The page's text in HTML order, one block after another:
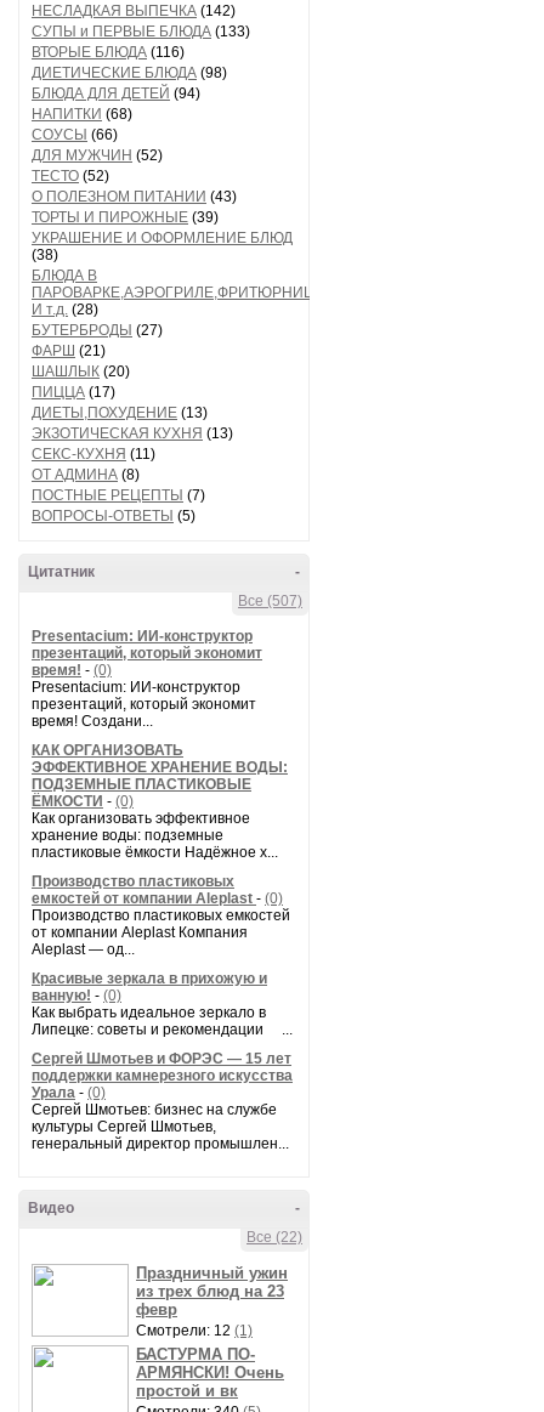
НЕСЛАДКАЯ ВЫПЕЧКА (142)
СУПЫ и ПЕРВЫЕ БЛЮДА (133)
ВТОРЫЕ БЛЮДА (116)
ДИЕТИЧЕСКИЕ БЛЮДА (98)
БЛЮДА ДЛЯ ДЕТЕЙ (94)
НАПИТКИ (68)
СОУСЫ (66)
ДЛЯ МУЖЧИН (52)
ТЕСТО (52)
О ПОЛЕЗНОМ ПИТАНИИ (43)
ТОРТЫ И ПИРОЖНЫЕ (39)
УКРАШЕНИЕ И ОФОРМЛЕНИЕ БЛЮД
(38)
БЛЮДА В
ПАРОВАРКЕ,АЭРОГРИЛЕ,ФРИТЮРНИЦЕ
И т.д. (28)
БУТЕРБРОДЫ (27)
ФАРШ (21)
ШАШЛЫК (20)
ПИЦЦА (17)
ДИЕТЫ,ПОХУДЕНИЕ (13)
ЭКЗОТИЧЕСКАЯ КУХНЯ (13)
СЕКС-КУХНЯ (11)
ОТ АДМИНА (8)
ПОСТНЫЕ РЕЦЕПТЫ (7)
ВОПРОСЫ-ОТВЕТЫ (5)
-
Цитатник
Все (507)
Presentacium: ИИ‑конструктор
презентаций, который экономит
время! - (0)
Presentacium: ИИ‑конструктор
презентаций, который экономит
время! Создани...
КАК ОРГАНИЗОВАТЬ
ЭФФЕКТИВНОЕ ХРАНЕНИЕ ВОДЫ:
ПОДЗЕМНЫЕ ПЛАСТИКОВЫЕ
ЁМКОСТИ - (0)
Как организовать эффективное
хранение воды: подземные
пластиковые ёмкости Надёжное х...
Производство пластиковых
емкостей от компании Aleplast - (0)
Производство пластиковых емкостей
от компании Aleplast Компания
Aleplast — од...
Красивые зеркала в прихожую и
ванную! - (0)
Как выбрать идеальное зеркало в
Липецке: советы и рекомендации ...
Сергей Шмотьев и ФОРЭС — 15 лет
поддержки камнерезного искусства
Урала - (0)
Сергей Шмотьев: бизнес на службе
культуры Сергей Шмотьев,
генеральный директор промышлен...
-
Видео
Все (22)
Праздничный ужин
из трех блюд на 23
февр
Смотрели: 12 (1)
БАСТУРМА ПО-
АРМЯНСКИ! Очень
простой и вк